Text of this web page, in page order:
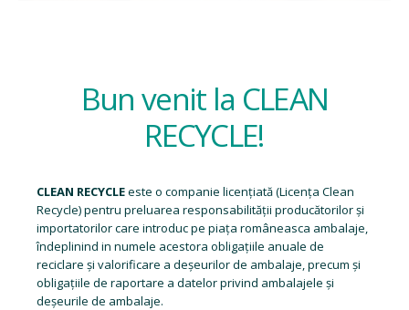
Bun venit la CLEAN
RECYCLE!
CLEAN RECYCLEeste o companie licențiată (Licența Clean
Recycle) pentru preluarea responsabilității producătorilor și
importatorilor care introduc pe piața româneasca ambalaje,
îndeplinind in numele acestora obligațiile anuale de
reciclare și valorificare a deșeurilor de ambalaje, precum și
obligațiile de raportare a datelor privind ambalajele și
deșeurile de ambalaje.